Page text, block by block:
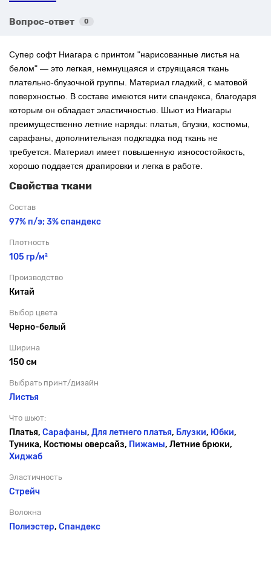
Вопрос-ответ 0
Супер софт Ниагара с принтом "нарисованные листья на
белом" — это легкая, немнущаяся и струящаяся ткань
плательно-блузочной группы. Материал гладкий, с матовой
поверхностью. В составе имеются нити спандекса, благодаря
которым он обладает эластичностью. Шьют из Ниагары
преимущественно летние наряды: платья, блузки, костюмы,
сарафаны, дополнительная подкладка под ткань не
требуется. Материал имеет повышенную износостойкость,
хорошо поддается драпировки и легка в работе.
Свойства ткани
Состав
97% п/э; 3% спандекс
Плотность
105 гр/м²
Производство
Китай
Выбор цвета
Черно-белый
Ширина
150 см
Выбрать принт/дизайн
Листья
Что шьют:
Платья, Сарафаны, Для летнего платья, Блузки, Юбки,
Туника, Костюмы оверсайз, Пижамы, Летние брюки,
Хиджаб
Эластичность
Стрейч
Волокна
Полиэстер, Спандекс